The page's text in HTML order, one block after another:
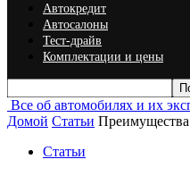
Автокредит
Автосалоны
Тест-драйв
Комплектации и цены
Все об автомобилях и их
Домой Статьи
Статьи